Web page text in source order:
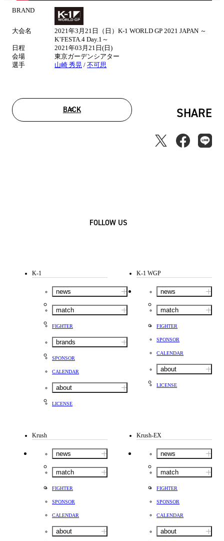
BRAND
大会名
2021年3月21日（日）K-1 WORLD GP 2021 JAPAN ～
K’FESTA.4 Day.1～
日程
2021年03月21日(日)
会場
東京ガーデンシアター
選手
山崎 秀晃 / 不可思
BACK SHARE
FOLLOW US
K-1
news
match
FIGHTER
brands
SPONSOR
CALENDAR
about
LICENSE
K-1 WGP
news
match
FIGHTER
SPONSOR
CALENDAR
about
LICENSE
Krush
news
match
FIGHTER
SPONSOR
CALENDAR
about
Krush-EX
news
match
FIGHTER
SPONSOR
CALENDAR
about